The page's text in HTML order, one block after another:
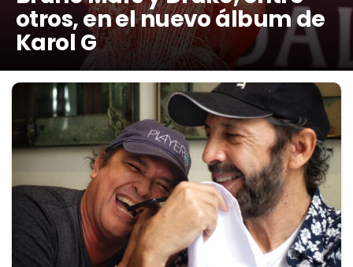
otros, en el nuevo álbum de
Karol G